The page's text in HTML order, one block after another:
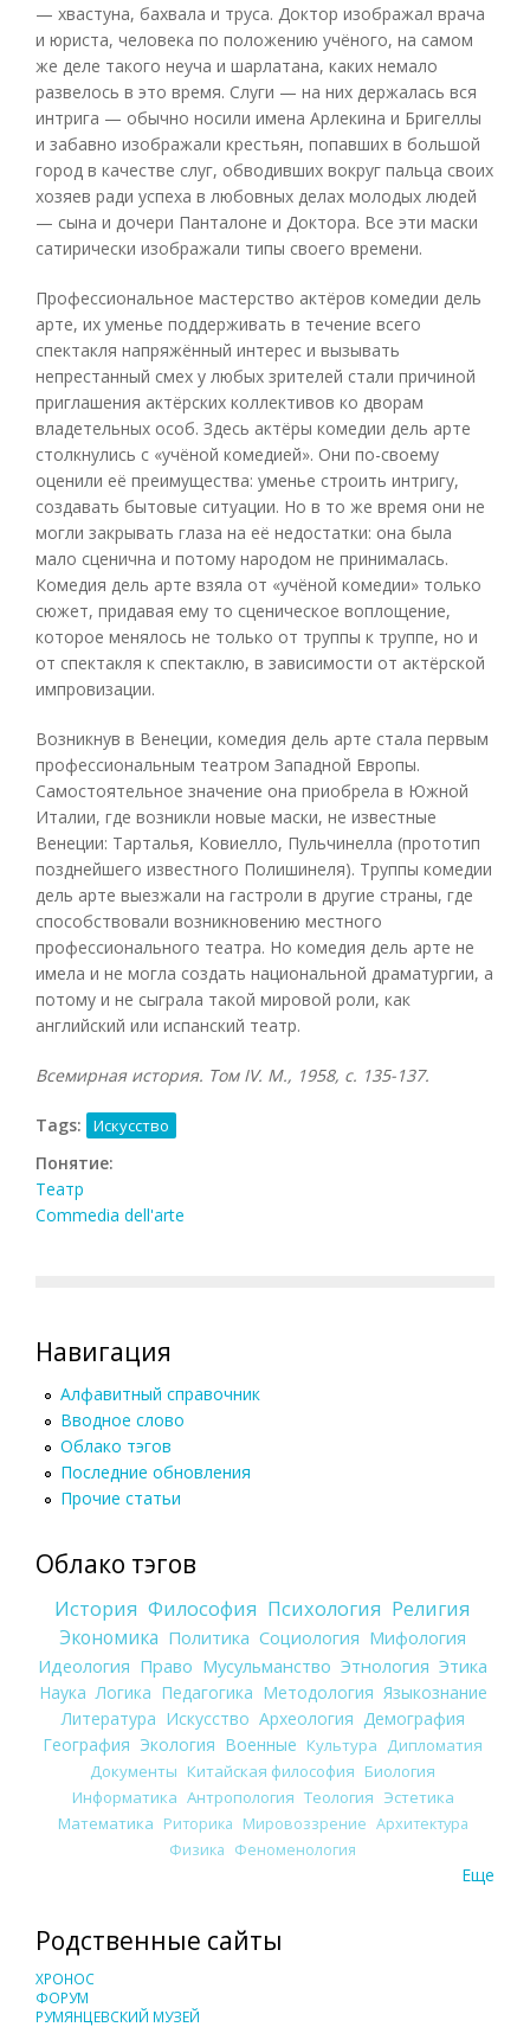
— хвастуна, бахвала и труса. Доктор изображал врача
и юриста, человека по положению учёного, на самом
же деле такого неуча и шарлатана, каких немало
развелось в это время. Слуги — на них держалась вся
интрига — обычно носили имена Арлекина и Бригеллы
и забавно изображали крестьян, попавших в большой
город в качестве слуг, обводивших вокруг пальца своих
хозяев ради успеха в любовных делах молодых людей
— сына и дочери Панталоне и Доктора. Все эти маски
сатирически изображали типы своего времени.
Профессиональное мастерство актёров комедии дель
арте, их уменье поддерживать в течение всего
спектакля напряжённый интерес и вызывать
непрестанный смех у любых зрителей стали причиной
приглашения актёрских коллективов ко дворам
владетельных особ. Здесь актёры комедии дель арте
столкнулись с «учёной комедией». Они по-своему
оценили её преимущества: уменье строить интригу,
создавать бытовые ситуации. Но в то же время они не
могли закрывать глаза на её недостатки: она была
мало сценична и потому народом не принималась.
Комедия дель арте взяла от «учёной комедии» только
сюжет, придавая ему то сценическое воплощение,
которое менялось не только от труппы к труппе, но и
от спектакля к спектаклю, в зависимости от актёрской
импровизации.
Возникнув в Венеции, комедия дель арте стала первым
профессиональным театром Западной Европы.
Самостоятельное значение она приобрела в Южной
Италии, где возникли новые маски, не известные
Венеции: Тарталья, Ковиелло, Пульчинелла (прототип
позднейшего известного Полишинеля). Труппы комедии
дель арте выезжали на гастроли в другие страны, где
способствовали возникновению местного
профессионального театра. Но комедия дель арте не
имела и не могла создать национальной драматургии, а
потому и не сыграла такой мировой роли, как
английский или испанский театр.
Всемирная история. Том IV. М., 1958, с. 135-137.
Tags: Искусство
Понятие:
Театр
Commedia dell'arte
Навигация
Алфавитный справочник
Вводное слово
Облако тэгов
Последние обновления
Прочие статьи
Облако тэгов
История Философия Психология Религия
Экономика Политика Социология Мифология
Идеология Право Мусульманство Этнология Этика
Наука Логика Педагогика Методология Языкознание
Литература Искусство Археология Демография
География Экология Военные Культура
Дипломатия
Документы Китайская философия Биология
Информатика Антропология Теология Эстетика
Математика Риторика Мировоззрение Архитектура
Физика Феноменология
Еще
Родственные сайты
ХРОНОС
ФОРУМ
РУМЯНЦЕВСКИЙ МУЗЕЙ